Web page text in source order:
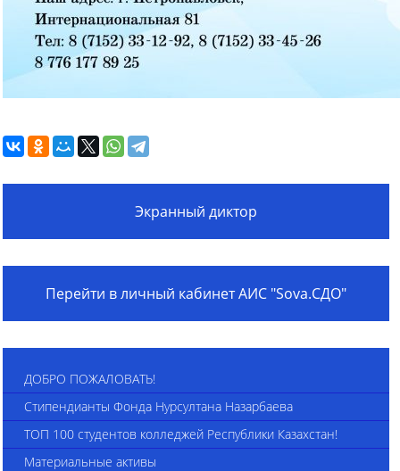
Экранный диктор
Перейти в личный кабинет АИС "Sova.СДО"
ДОБРО ПОЖАЛОВАТЬ!
Стипендианты Фонда Нурсултана Назарбаева
ТОП 100 студентов колледжей Республики Казахстан!
Материальные активы